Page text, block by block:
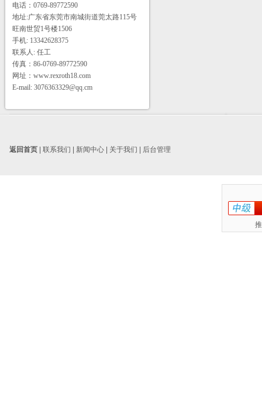
电话：0769-89772590
地址:广东省东莞市南城街道莞太路115号
旺南世贸1号楼1506
手机: 13342628375
联系人: 任工
传真：86-0769-89772590
网址：www.rexroth18.com
E-mail: 3076363329@qq.cm
返回首页 联系我们 新闻中心 关于我们 后台管理